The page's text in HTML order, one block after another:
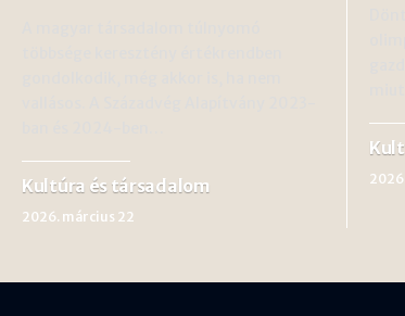
Kultúra és társadalom
2026. március 22